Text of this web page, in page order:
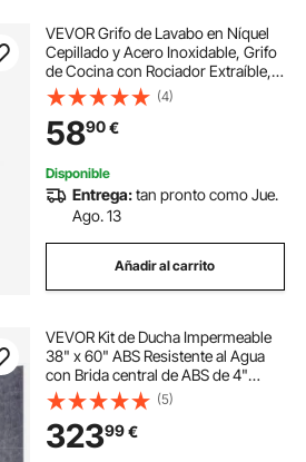
VEVOR Grifo de Lavabo en Níquel
Cepillado y Acero Inoxidable, Grifo
de Cocina con Rociador Extraíble,
Mezclador Monomando para Baño,
Caravana, Bar, Resistente a la
Corrosión, 260 x 210 x 52 mm
(4)
5890€
Disponible
Entrega:tan pronto como Jue.
Ago. 13
Añadir al carrito
VEVOR Kit de Ducha Impermeable
38" x 60" ABS Resistente al Agua
con Brida central de ABS de 4"
Rejilla de Acero Inoxidable de 4" y
Llana Cámara de Ducha Recortable
Bandeja de Ducha Se Adapta al
Baño
(5)
32399€